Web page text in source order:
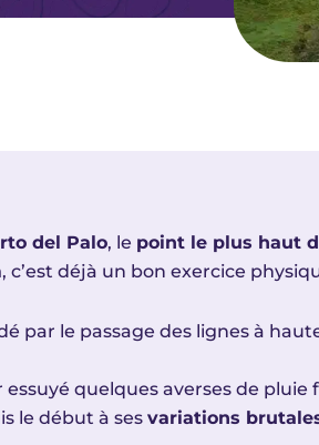
del Palo, le point le plus haut
, c’est déjà un bon exercice
par le passage des lignes à
quelques averses de pluie
le début à ses variations